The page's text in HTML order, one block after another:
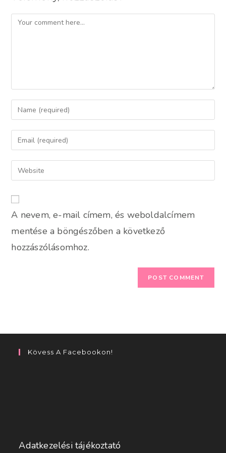
Comment
Enter
your
name
comment
Enter
your
email
address
Enter
your
URL
(optional)
A nevem, e-mail címem, és weboldalcímem
mentése a böngészőben a következő
hozzászólásomhoz.
Kövess A Facebookon!
Adatkezelési tájékoztató